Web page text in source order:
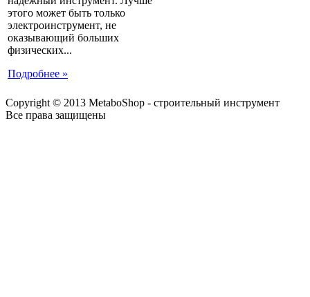
этого может быть только
электроинструмент, не
оказывающий больших
физических...
Подробнее »
Copyright © 2013 MetaboShop - строительный инструмент
Все права защищены